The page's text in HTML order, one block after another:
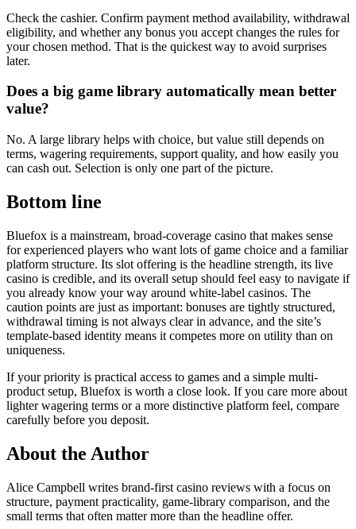
Check the cashier. Confirm payment method availability, withdrawal
eligibility, and whether any bonus you accept changes the rules for
your chosen method. That is the quickest way to avoid surprises
later.
Does a big game library automatically mean better
value?
No. A large library helps with choice, but value still depends on
terms, wagering requirements, support quality, and how easily you
can cash out. Selection is only one part of the picture.
Bottom line
Bluefox is a mainstream, broad-coverage casino that makes sense
for experienced players who want lots of game choice and a familiar
platform structure. Its slot offering is the headline strength, its live
casino is credible, and its overall setup should feel easy to navigate if
you already know your way around white-label casinos. The
caution points are just as important: bonuses are tightly structured,
withdrawal timing is not always clear in advance, and the site’s
template-based identity means it competes more on utility than on
uniqueness.
If your priority is practical access to games and a simple multi-
product setup, Bluefox is worth a close look. If you care more about
lighter wagering terms or a more distinctive platform feel, compare
carefully before you deposit.
About the Author
Alice Campbell writes brand-first casino reviews with a focus on
structure, payment practicality, game-library comparison, and the
small terms that often matter more than the headline offer.